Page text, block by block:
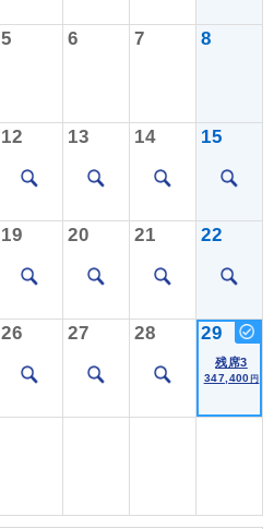
5 6 7 8
12 13 14 15
19 20 21 22
26 27 28 29
残席3
347,400 円